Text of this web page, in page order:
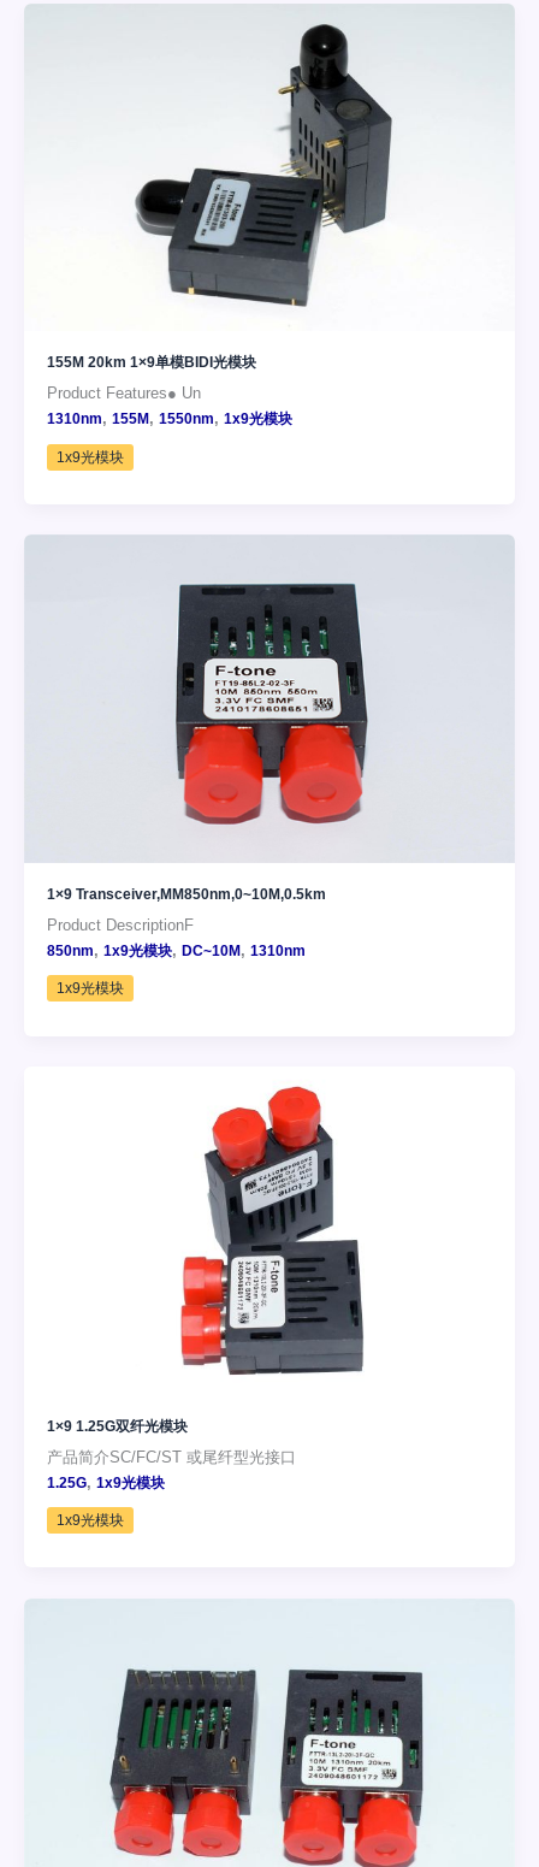
155M 20km 1×9单模BIDI光模块
Product Features● Un
1310nm, 155M, 1550nm, 1x9光模块
1x9光模块
1×9 Transceiver,MM850nm,0~10M,0.5km
Product DescriptionF
850nm, 1x9光模块, DC~10M, 1310nm
1x9光模块
1×9 1.25G双纤光模块
产品简介SC/FC/ST 或尾纤型光接口
1.25G, 1x9光模块
1x9光模块